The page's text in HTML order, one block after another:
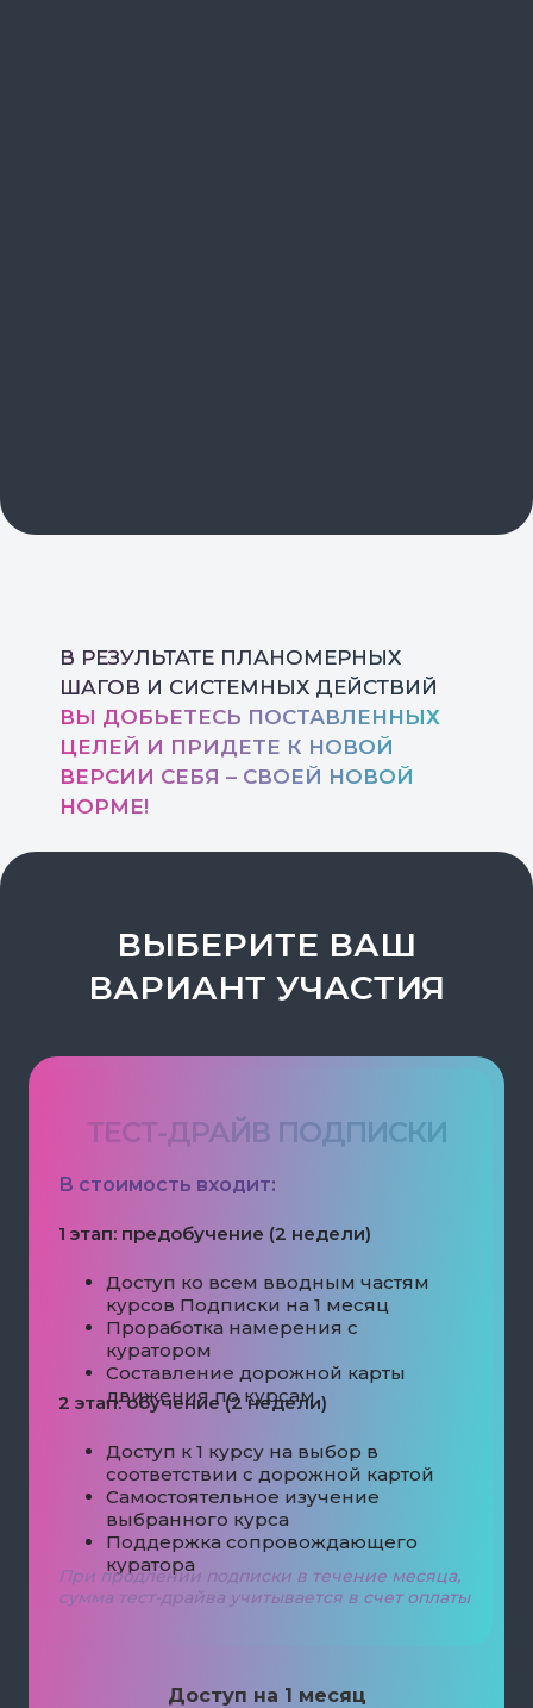
В РЕЗУЛЬТАТЕ ПЛАНОМЕРНЫХ
ШАГОВ И СИСТЕМНЫХ ДЕЙСТВИЙ
ВЫ ДОБЬЕТЕСЬ ПОСТАВЛЕННЫХ
ЦЕЛЕЙ И ПРИДЕТЕ К НОВОЙ
ВЕРСИИ СЕБЯ – СВОЕЙ НОВОЙ
НОРМЕ!
ВЫБЕРИТЕ ВАШ
ВАРИАНТ УЧАСТИЯ
Доступ на 1 месяц
ТЕСТ-ДРАЙВ ПОДПИСКИ
1 этап: предобучение (2 недели)
Доступ ко всем вводным частям
курсов Подписки на 1 месяц
Проработка намерения с
куратором
Составление дорожной карты
движения по курсам
2 этап: обучение (2 недели)
Доступ к 1 курсу на выбор в
соответствии с дорожной картой
Самостоятельное изучение
выбранного курса
Поддержка сопровождающего
куратора
При продлении подписки в течение месяца,
сумма тест-драйва учитывается в счет оплаты
В стоимость входит: